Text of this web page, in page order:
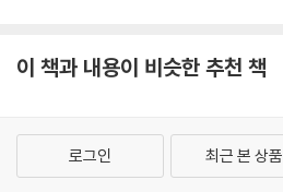
이 책과 내용이 비슷한 추천 책
로그인 최근 본 상품